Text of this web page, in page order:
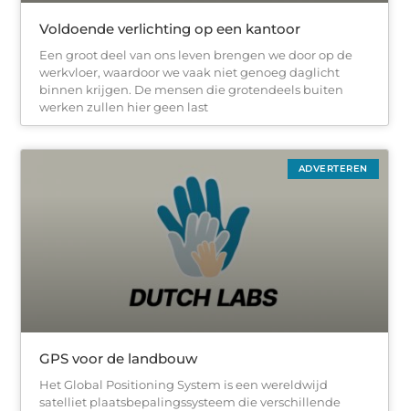
Voldoende verlichting op een kantoor
Een groot deel van ons leven brengen we door op de
werkvloer, waardoor we vaak niet genoeg daglicht
binnen krijgen. De mensen die grotendeels buiten
werken zullen hier geen last
ADVERTEREN
GPS voor de landbouw
Het Global Positioning System is een wereldwijd
satelliet plaatsbepalingssysteem die verschillende